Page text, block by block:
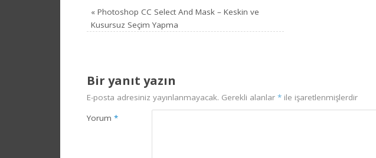
« Photoshop CC Select And Mask – Keskin ve
Kusursuz Seçim Yapma
Bir yanıt yazın
E-posta adresiniz yayınlanmayacak. Gerekli alanlar * ile işaretlenmişlerdir
Yorum *